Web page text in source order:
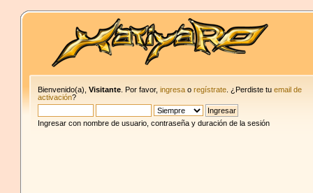
Bienvenido(a),Visitante . Por favor,ingresa oregístrate . ¿Perdiste tuemail de
activación?
Ingresar con nombre de usuario, contraseña y duración de la sesión